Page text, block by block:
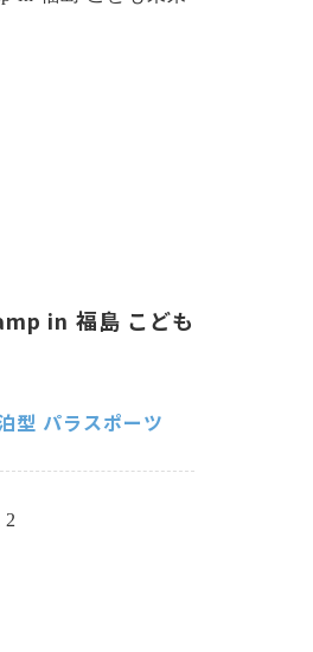
in 福島 こども
型 パラスポーツ